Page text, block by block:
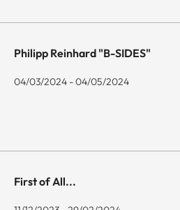
Philipp Reinhard "B-SIDES"
04/03/2024 - 04/05/2024
First of All...